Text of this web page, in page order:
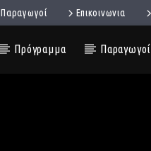
Παραγωγοί Επικοινωνια
Πρόγραμμα Παραγωγοί